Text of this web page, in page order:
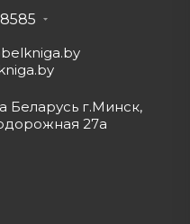
Беларусь г.Минск,
27а